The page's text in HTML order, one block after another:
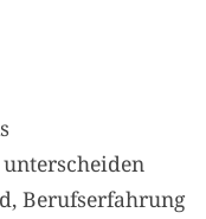
Berufserfahrung